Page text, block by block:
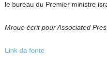
le bureau du Premier ministre
Mroue écrit pour Associated
Link da fonte